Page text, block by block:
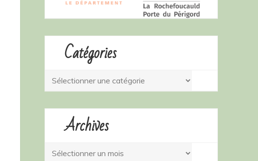
Catégories
Catégories
Archives
Archives